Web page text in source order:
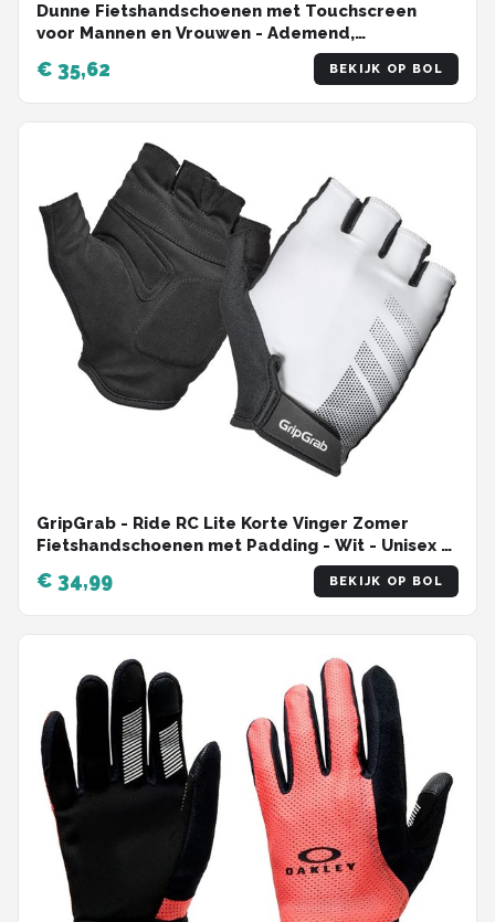
Dunne Fietshandschoenen met Touchscreen
voor Mannen en Vrouwen - Ademend,
Zonbescherming, Ideaal voor Motorrijden en
Buitenactiviteiten
€ 35,62 BEKIJK OP BOL
GripGrab - Ride RC Lite Korte Vinger Zomer
Fietshandschoenen met Padding - Wit - Unisex -
€ 34,99 BEKIJK OP BOL